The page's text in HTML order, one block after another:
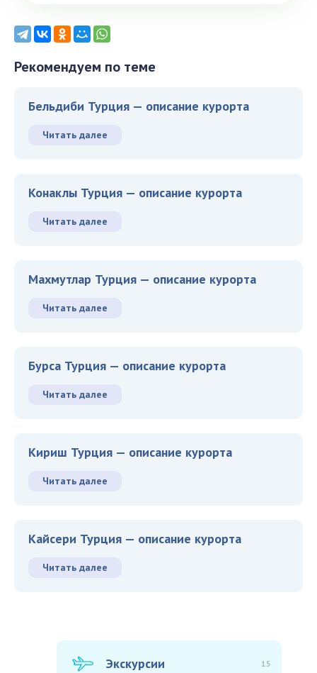
Рекомендуем по теме
Бельдиби Турция — описание курорта
Читать далее
Конаклы Турция — описание курорта
Читать далее
Махмутлар Турция — описание курорта
Читать далее
Бурса Турция — описание курорта
Читать далее
Кириш Турция — описание курорта
Читать далее
Кайсери Турция — описание курорта
Читать далее
Экскурсии 15